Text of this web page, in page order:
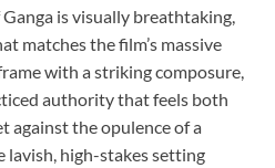
is visually breathtaking,
matches the film’s massive
with a striking composure,
authority that feels both
against the opulence of a
lavish, high-stakes setting